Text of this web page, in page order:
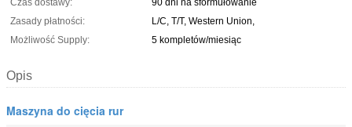
Czas dostawy:
90 dni na sformułowanie
Zasady płatności:
L/C, T/T, Western Union,
Możliwość Supply:
5 kompletów/miesiąc
Opis
Maszyna do cięcia rur